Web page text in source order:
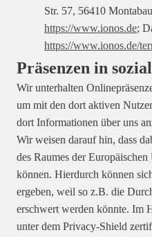
Str. 57, 56410
https://www.ionos.de;
https://www.ionos.de/
Präsenzen in
Wir unterhalten
um mit den dort aktiven
dort Informationen über uns
Wir weisen darauf hin, dass
des Raumes der
können. Hierdurch können
ergeben, weil so z.B. die
erschwert werden könnte. Im
unter dem Privacy-Shield